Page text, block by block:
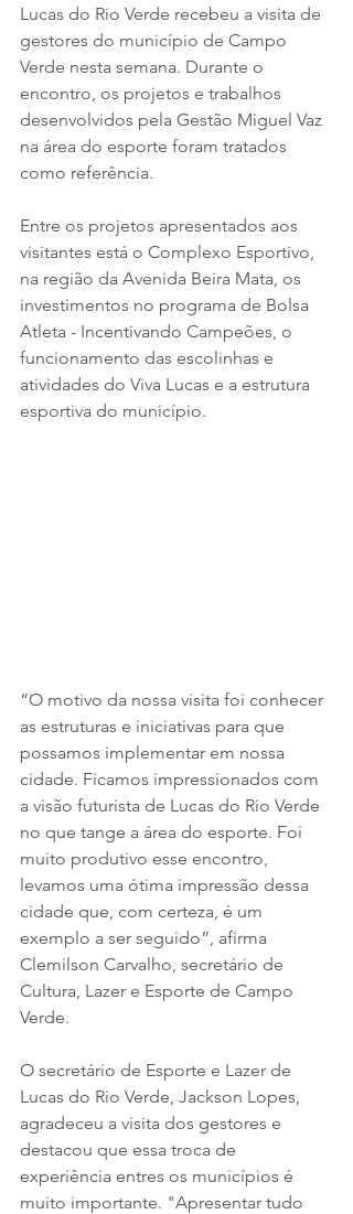
Lucas do Rio Verde recebeu a visita de
gestores do município de Campo
Verde nesta semana. Durante o
encontro, os projetos e trabalhos
desenvolvidos pela Gestão Miguel Vaz
na área do esporte foram tratados
como referência.
Entre os projetos apresentados aos
visitantes está o Complexo Esportivo,
na região da Avenida Beira Mata, os
investimentos no programa de Bolsa
Atleta - Incentivando Campeões, o
funcionamento das escolinhas e
atividades do Viva Lucas e a estrutura
esportiva do município.
“O motivo da nossa visita foi conhecer
as estruturas e iniciativas para que
possamos implementar em nossa
cidade. Ficamos impressionados com
a visão futurista de Lucas do Rio Verde
no que tange a área do esporte. Foi
muito produtivo esse encontro,
levamos uma ótima impressão dessa
cidade que, com certeza, é um
exemplo a ser seguido”, afirma
Clemilson Carvalho, secretário de
Cultura, Lazer e Esporte de Campo
Verde.
O secretário de Esporte e Lazer de
Lucas do Rio Verde, Jackson Lopes,
agradeceu a visita dos gestores e
destacou que essa troca de
experiência entres os municípios é
muito importante. "Apresentar tudo